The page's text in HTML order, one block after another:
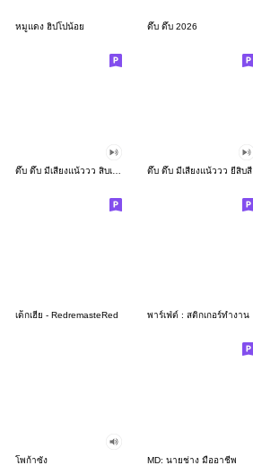
หมูแดง ฮิปโปน้อย ดึ๊บ ดึ๊บ 2026
ดึ๊บ ดึ๊บ มีเสียงแน้ววว ยี่สิบสี่
เด็กเฮีย - RedremasteRed พาร์เฟ่ต์ : สติกเกอร์ทำงาน
โพก้าซัง MD: นายช่าง มืออาชีพ